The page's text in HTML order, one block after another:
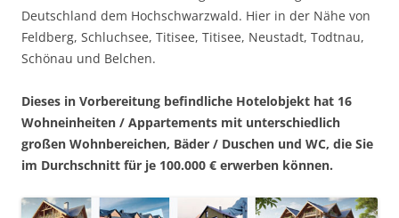
Deutschland dem Hochschwarzwald. Hier in der Nähe von
Feldberg, Schluchsee, Titisee, Titisee, Neustadt, Todtnau,
Schönau und Belchen.
Dieses in Vorbereitung befindliche Hotelobjekt hat 16
Wohneinheiten / Appartements mit unterschiedlich
großen Wohnbereichen, Bäder / Duschen und WC, die Sie
im Durchschnitt für je 100.000 € erwerben können.